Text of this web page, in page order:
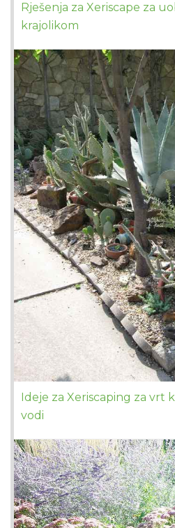
Rješenja za Xeriscape za
krajolikom
Ideje za Xeriscaping za vrt
vodi